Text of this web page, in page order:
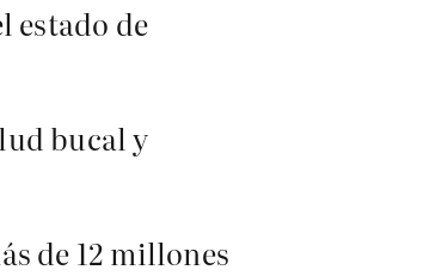
estado de
bucal y
de 12 millones